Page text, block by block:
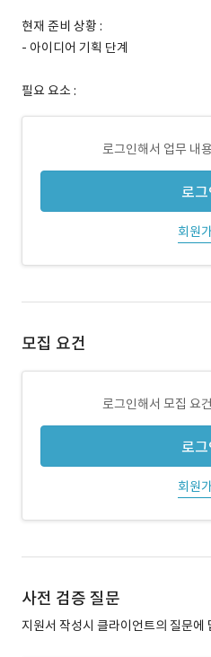
현재 준비 상황 :
- 아이디어 기획 단계
필요 요소 :
로그인해서 업무 내
로그
회원
모집 요건
로그인해서 모집 요
로그
회원
사전 검증 질문
지원서 작성시 클라이언트의 질문에